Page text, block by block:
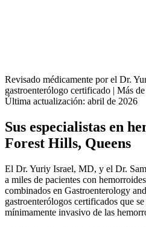
Revisado médicamente por el Dr.
gastroenterólogo certificado | Más
Última actualización: abril de 2026
Sus especialistas en
Forest Hills, Queens
El Dr. Yuriy Israel, MD, y el Dr.
a miles de pacientes con
combinados en Gastroenterology
gastroenterólogos certificados que
mínimamente invasivo de las